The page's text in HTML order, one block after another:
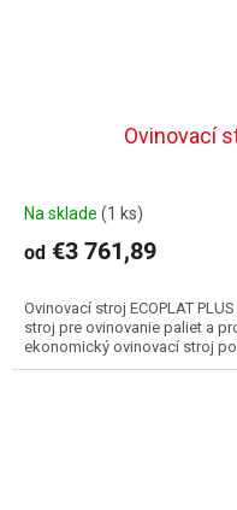
Ovinovací
Na sklade (1 ks)
od €3 761,89
Ovinovací stroj ECOPLAT
stroj pre ovinovanie paliet a
ekonomický ovinovací stroj